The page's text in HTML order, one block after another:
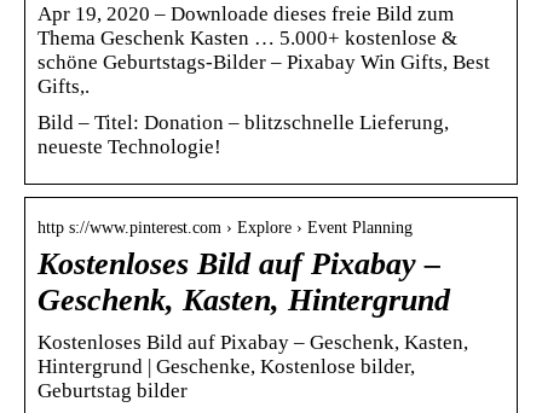
Apr 19, 2020 – Downloade dieses freie Bild zum
Thema Geschenk Kasten … 5.000+ kostenlose &
schöne Geburtstags-Bilder – Pixabay Win Gifts, Best
Gifts,.
Bild – Titel: Donation – blitzschnelle Lieferung,
neueste Technologie!
http s://www.pinterest.com › Explore › Event Planning
Kostenloses Bild auf Pixabay –
Geschenk, Kasten, Hintergrund
Kostenloses Bild auf Pixabay – Geschenk, Kasten,
Hintergrund | Geschenke, Kostenlose bilder,
Geburtstag bilder